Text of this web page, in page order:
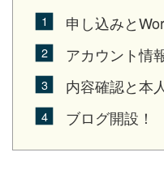
申し込みと
アカウント情
内容確認と本
ブログ開設！